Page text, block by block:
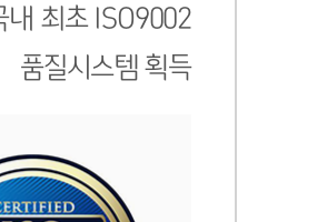
내 최초 ISO9002
품질시스템 획득